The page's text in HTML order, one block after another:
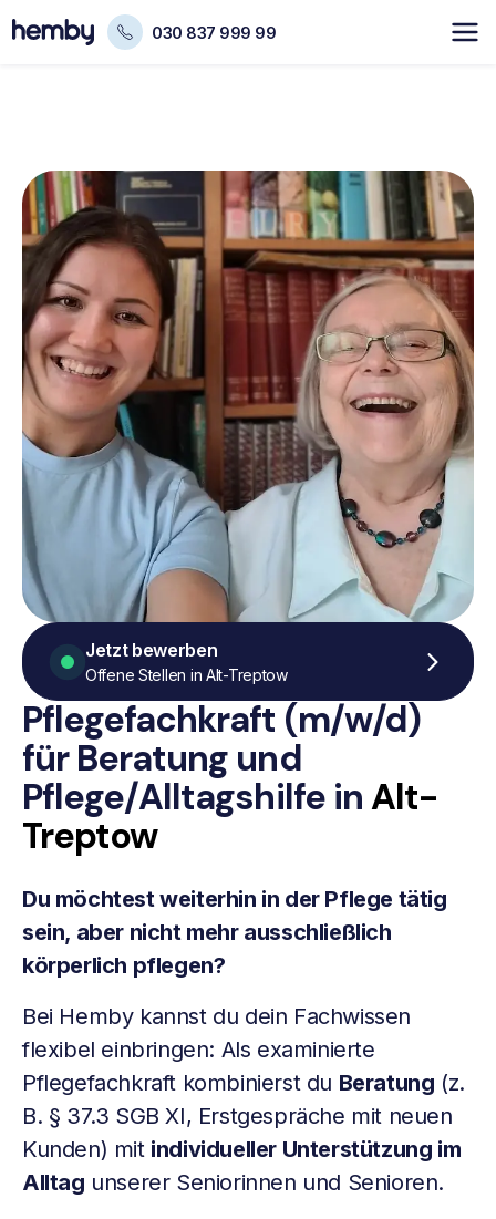
030 837 999 99
Pflegefachkraft (m/w/d)
für Beratung und
Pflege/AlltagshilfeinAlt-
Treptow
Du möchtest weiterhin in der Pflege tätig
sein, aber nicht mehr ausschließlich
körperlich pflegen?
Bei Hemby kannst du dein Fachwissen
flexibel einbringen: Als examinierte
Pflegefachkraft kombinierst du Beratung (z.
B. § 37.3 SGB XI, Erstgespräche mit neuen
Kunden) mit individueller Unterstützung im
Alltag unserer Seniorinnen und Senioren.
Jetzt bewerben
Offene Stellen in Alt-Treptow